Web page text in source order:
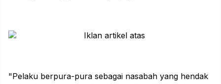
"Pelaku berpura-pura sebagai nasabah yang hendak